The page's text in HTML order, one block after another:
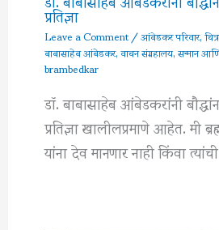
प्रतिज्ञा
Leave a Comment/आंबेडकर परिवार,
बाबासाहेब आंबेडकर,वाचन संग्रहालय,सन्मान
brambedkar
डॉ. बाबासाहेब आंबेडकरांनी
प्रतिज्ञा खालीलप्रमाणे आहेत. मी
यांना देव मानणार नाही किंवा